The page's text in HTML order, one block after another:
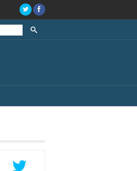
A 20 años del estallido social y el “que se